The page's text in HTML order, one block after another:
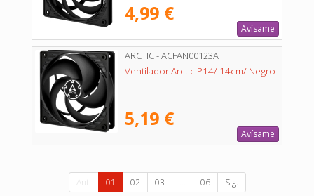
4,99 €
Avísame
ARCTIC - ACFAN00123A
Ventilador Arctic P14/ 14cm/ Negro
5,19 €
Avísame
Ant. 01 02 03 ... 06 Sig.